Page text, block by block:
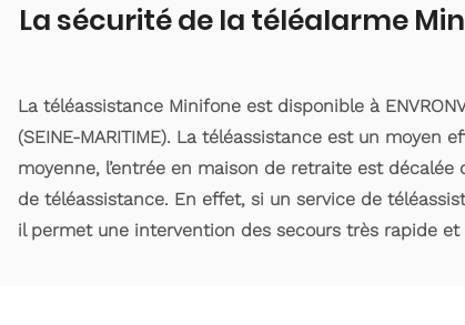
La sécurité de la téléalarme
La téléassistance Minifone est disponible à
(SEINE-MARITIME). La téléassistance est un
moyenne, l’entrée en maison de retraite est
de téléassistance. En effet, si un service de
il permet une intervention des secours très rapide